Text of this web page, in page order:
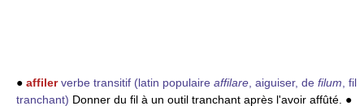
● affiler verbe transitif (latin populaire affilare, aiguiser, de filum, fil
tranchant) Donner du fil à un outil tranchant après l'avoir affûté. ●